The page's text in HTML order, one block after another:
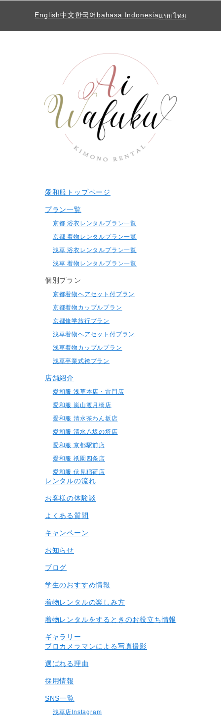
English中文한국어 bahasa Indonesiaแบบไทย
愛和服トップページ
プラン一覧
京都 浴衣レンタルプラン一覧
京都 着物レンタルプラン一覧
浅草 浴衣レンタルプラン一覧
浅草 着物レンタルプラン一覧
個別プラン
京都着物ヘアセット付プラン
京都着物カップルプラン
京都修学旅行プラン
浅草着物ヘアセット付プラン
浅草着物カップルプラン
浅草卒業式袴プラン
店舗紹介
愛和服 浅草本店・雷門店
愛和服 嵐山渡月橋店
愛和服 清水茶わん坂店
愛和服 清水八坂の塔店
愛和服 京都駅前店
愛和服 祇園四条店
愛和服 伏見稲荷店
レンタルの流れ
お客様の体験談
よくある質問
キャンペーン
お知らせ
ブログ
学生のおすすめ情報
着物レンタルの楽しみ⽅
着物レンタルをするときのお役立ち情報
ギャラリー
プロカメラマンによる写真撮影
選ばれる理由
採用情報
SNS一覧
浅草店Instagram